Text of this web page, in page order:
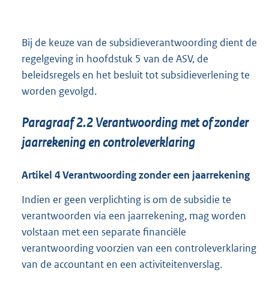
Bij de keuze van de subsidieverantwoording dient de
regelgeving in hoofdstuk 5 van de ASV, de
beleidsregels en het besluit tot subsidieverlening te
worden gevolgd.
Paragraaf 2.2Verantwoording met of zonder
jaarrekening en controleverklaring
Artikel 4Verantwoording zonder een jaarrekening
Indien er geen verplichting is om de subsidie te
verantwoorden via een jaarrekening, mag worden
volstaan met een separate financiële
verantwoording voorzien van een controleverklaring
van de accountant en een activiteitenverslag.